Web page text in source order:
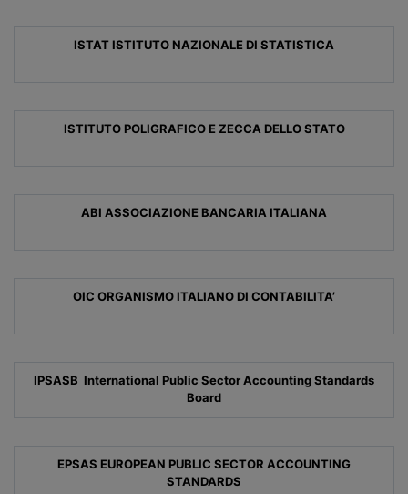
ISTAT ISTITUTO NAZIONALE DI STATISTICA
ISTITUTO POLIGRAFICO E ZECCA DELLO STATO
ABI ASSOCIAZIONE BANCARIA ITALIANA
OIC ORGANISMO ITALIANO DI CONTABILITA’
IPSASB International Public Sector Accounting Standards
Board
EPSAS EUROPEAN PUBLIC SECTOR ACCOUNTING
STANDARDS